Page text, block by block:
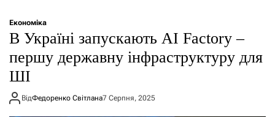
Економіка
В Україні запускають AI Factory –
першу державну інфраструктуру для
ШІ
ВідФедоренко Світлана7 Серпня, 2025